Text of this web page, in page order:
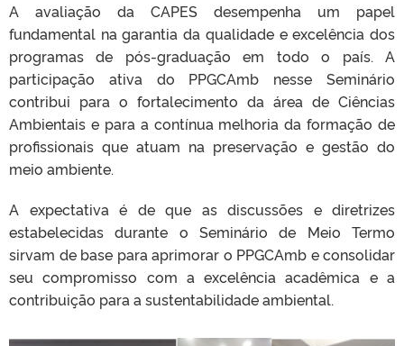
A avaliação da CAPES desempenha um papel
fundamental na garantia da qualidade e excelência dos
programas de pós-graduação em todo o país. A
participação ativa do PPGCAmb nesse Seminário
contribui para o fortalecimento da área de Ciências
Ambientais e para a contínua melhoria da formação de
profissionais que atuam na preservação e gestão do
meio ambiente.
A expectativa é de que as discussões e diretrizes
estabelecidas durante o Seminário de Meio Termo
sirvam de base para aprimorar o PPGCAmb e consolidar
seu compromisso com a excelência acadêmica e a
contribuição para a sustentabilidade ambiental.